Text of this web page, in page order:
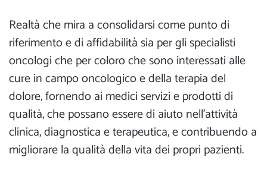
Realtà che mira a consolidarsi come punto di
riferimento e di affidabilità sia per gli specialisti
oncologi che per coloro che sono interessati alle
cure in campo oncologico e della terapia del
dolore, fornendo ai medici servizi e prodotti di
qualità, che possano essere di aiuto nell’attività
clinica, diagnostica e terapeutica, e contribuendo a
migliorare la qualità della vita dei propri pazienti.